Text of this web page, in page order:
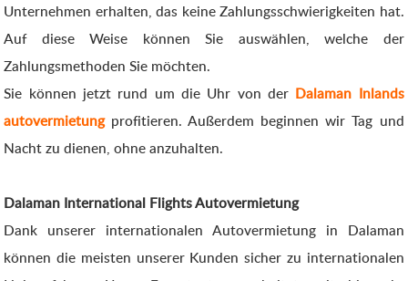
Unternehmen erhalten, das keine Zahlungsschwierigkeiten hat.
Auf diese Weise können Sie auswählen, welche der
Zahlungsmethoden Sie möchten.
Sie können jetzt rund um die Uhr von der Dalaman Inlands
autovermietungprofitieren. Außerdem beginnen wir Tag und
Nacht zu dienen, ohne anzuhalten.
Dalaman International Flights Autovermietung
Dank unserer internationalen Autovermietung in Dalaman
können die meisten unserer Kunden sicher zu internationalen